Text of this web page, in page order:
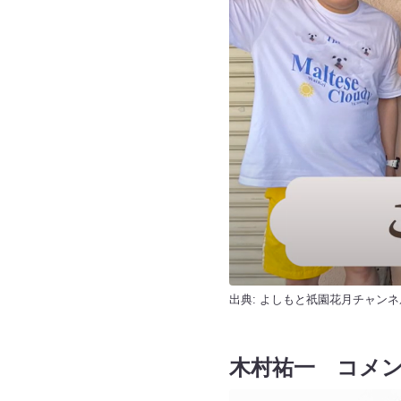
出典: よしもと祇園花月チャン
木村祐一 コメ